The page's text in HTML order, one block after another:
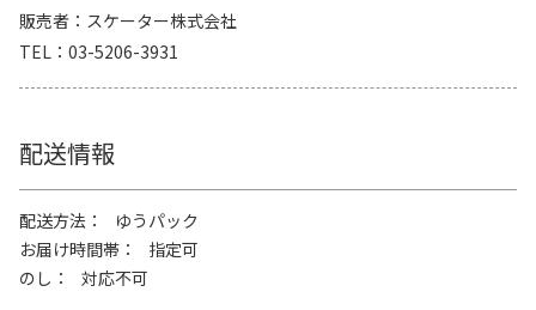
販売者
スケーター株式会社
TEL
03-5206-3931
配送情報
配送方法
ゆうパック
お届け時間帯
指定可
のし
対応不可